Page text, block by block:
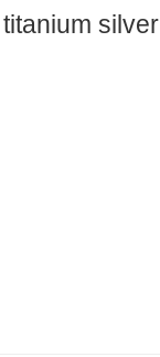
silver